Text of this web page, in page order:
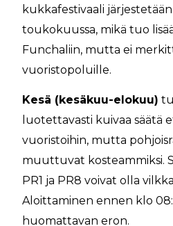
kukkafestivaali
toukokuussa, mikä tuo
Funchaliin, mutta ei
vuoristopoluille.
Kesä (kesäkuu-elokuu)
luotettavasti kuivaa säätä
vuoristoihin, mutta
muuttuvat kosteammiksi.
PR1 ja PR8 voivat olla
Aloittaminen ennen klo
huomattavan eron.